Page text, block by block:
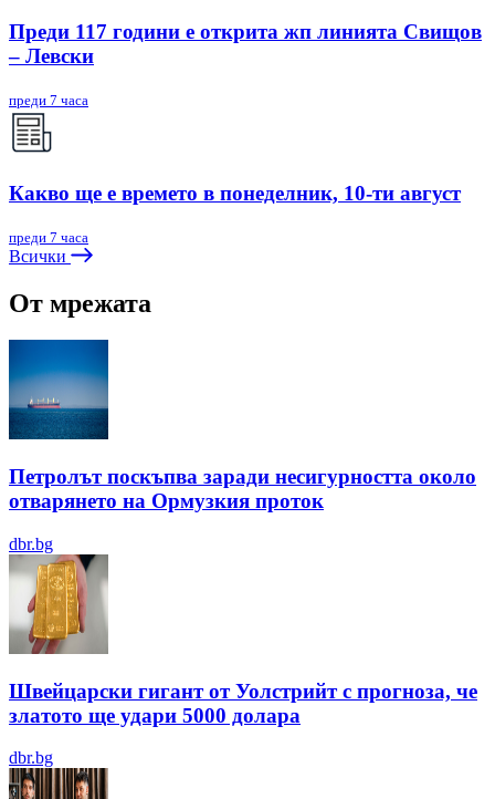
Преди 117 години е открита жп линията Свищов
– Левски
преди 7 часа
Какво ще е времето в понеделник, 10-ти август
преди 7 часа
Всички
От мрежата
Петролът поскъпва заради несигурността около
отварянето на Ормузкия проток
dbr.bg
Швейцарски гигант от Уолстрийт с прогноза, че
златото ще удари 5000 долара
dbr.bg